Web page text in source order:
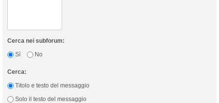
Cerca nei subforum:
Sì
No
Cerca:
Titolo e testo del messaggio
Solo il testo del messaggio